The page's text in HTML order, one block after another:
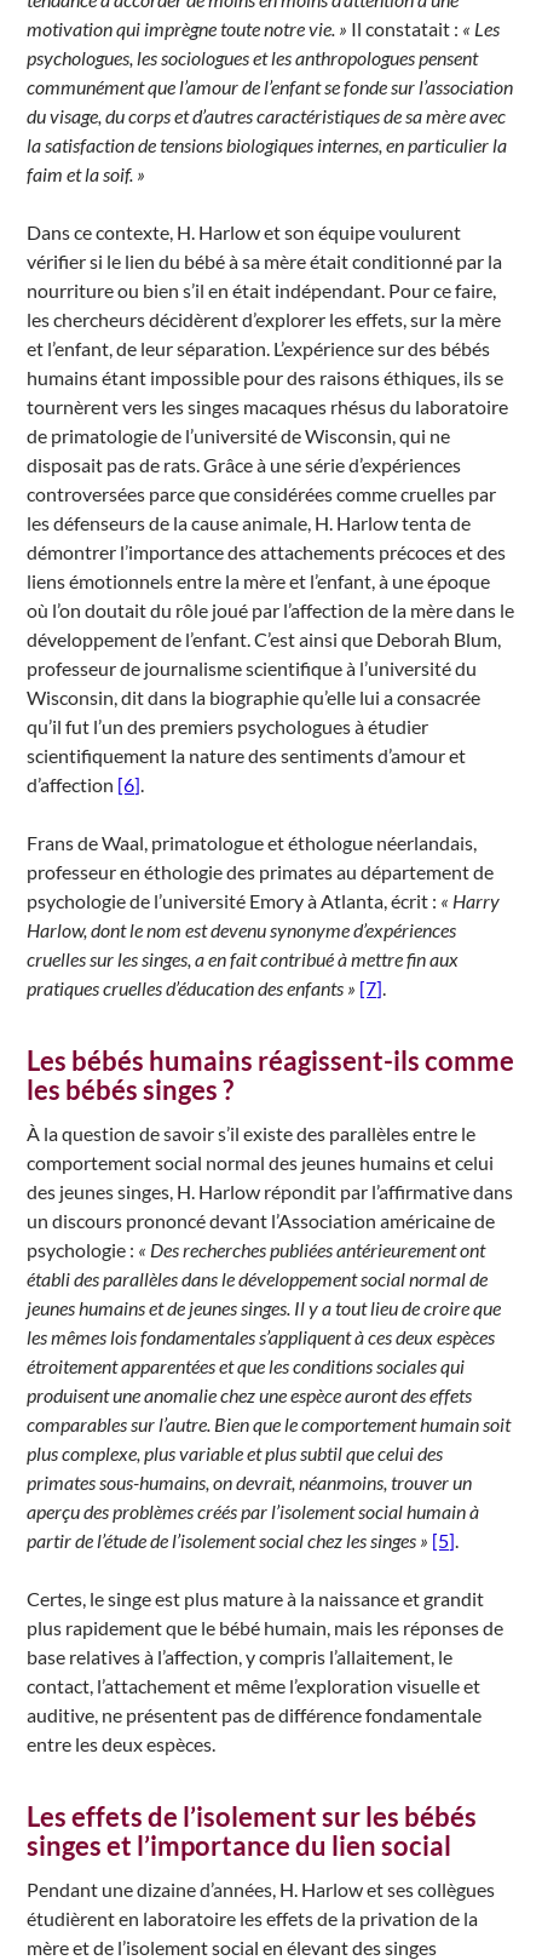
motivation qui imprègne toute notre vie. » Il constatait : « Les
psychologues, les sociologues et les anthropologues pensent
communément que l’amour de l’enfant se fonde sur l’association
du visage, du corps et d’autres caractéristiques de sa mère avec
la satisfaction de tensions biologiques internes, en particulier la
faim et la soif. »
Dans ce contexte, H. Harlow et son équipe voulurent
vérifier si le lien du bébé à sa mère était conditionné par la
nourriture ou bien s’il en était indépendant. Pour ce faire,
les chercheurs décidèrent d’explorer les effets, sur la mère
et l’enfant, de leur séparation. L’expérience sur des bébés
humains étant impossible pour des raisons éthiques, ils se
tournèrent vers les singes macaques rhésus du laboratoire
de primatologie de l’université de Wisconsin, qui ne
disposait pas de rats. Grâce à une série d’expériences
controversées parce que considérées comme cruelles par
les défenseurs de la cause animale, H. Harlow tenta de
démontrer l’importance des attachements précoces et des
liens émotionnels entre la mère et l’enfant, à une époque
où l’on doutait du rôle joué par l’affection de la mère dans le
développement de l’enfant. C’est ainsi que Deborah Blum,
professeur de journalisme scientifique à l’université du
Wisconsin, dit dans la biographie qu’elle lui a consacrée
qu’il fut l’un des premiers psychologues à étudier
scientifiquement la nature des sentiments d’amour et
d’affection [6].
Frans de Waal, primatologue et éthologue néerlandais,
professeur en éthologie des primates au département de
psychologie de l’université Emory à Atlanta, écrit : « Harry
Harlow, dont le nom est devenu synonyme d’expériences
cruelles sur les singes, a en fait contribué à mettre fin aux
pratiques cruelles d’éducation des enfants » [7].
Les bébés humains réagissent-ils comme
les bébés singes ?
À la question de savoir s’il existe des parallèles entre le
comportement social normal des jeunes humains et celui
des jeunes singes, H. Harlow répondit par l’affirmative dans
un discours prononcé devant l’Association américaine de
psychologie : « Des recherches publiées antérieurement ont
établi des parallèles dans le développement social normal de
jeunes humains et de jeunes singes. Il y a tout lieu de croire que
les mêmes lois fondamentales s’appliquent à ces deux espèces
étroitement apparentées et que les conditions sociales qui
produisent une anomalie chez une espèce auront des effets
comparables sur l’autre. Bien que le comportement humain soit
plus complexe, plus variable et plus subtil que celui des
primates sous-humains, on devrait, néanmoins, trouver un
aperçu des problèmes créés par l’isolement social humain à
partir de l’étude de l’isolement social chez les singes » [5].
Certes, le singe est plus mature à la naissance et grandit
plus rapidement que le bébé humain, mais les réponses de
base relatives à l’affection, y compris l’allaitement, le
contact, l’attachement et même l’exploration visuelle et
auditive, ne présentent pas de différence fondamentale
entre les deux espèces.
Les effets de l’isolement sur les bébés
singes et l’importance du lien social
Pendant une dizaine d’années, H. Harlow et ses collègues
étudièrent en laboratoire les effets de la privation de la
mère et de l’isolement social en élevant des singes